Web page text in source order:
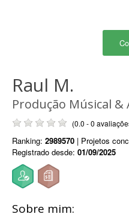
Raul M.
Produção Músical &
(0.0 - 0
Ranking: 2989570 | Projetos
Registrado desde: 01/09/2025
Sobre mim: